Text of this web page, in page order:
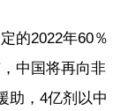
的2022年60％
中国将再向非
助，4亿剂以中